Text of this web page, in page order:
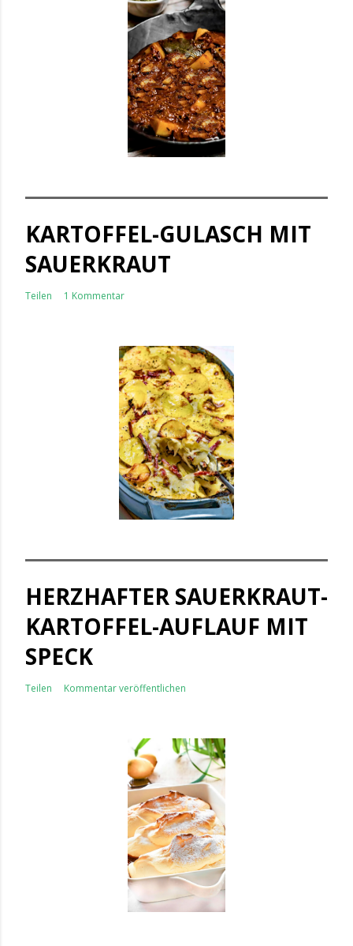
KARTOFFEL-GULASCH MIT
SAUERKRAUT
Teilen 1 Kommentar
HERZHAFTER SAUERKRAUT-
KARTOFFEL-AUFLAUF MIT
SPECK
Teilen Kommentar veröffentlichen